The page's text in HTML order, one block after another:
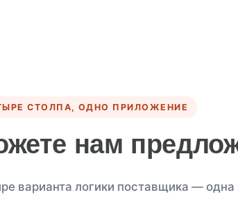
СТОЛПА, ОДНО ПРИЛОЖЕНИЕ
нам
варианта логики поставщика —